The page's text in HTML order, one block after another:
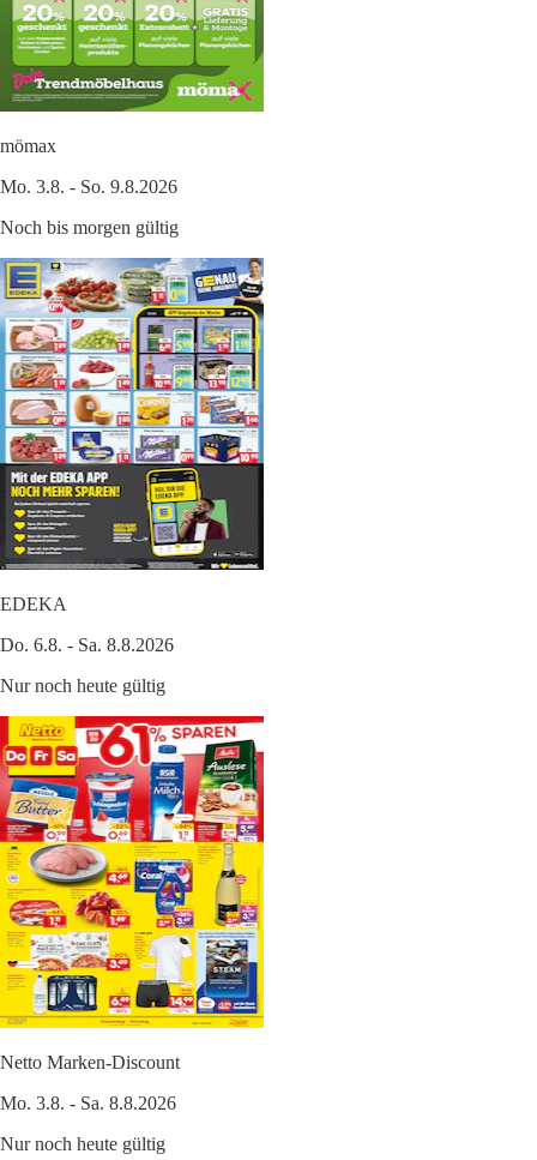
mömax
Mo. 3.8. - So. 9.8.2026
Noch bis morgen gültig
EDEKA
Do. 6.8. - Sa. 8.8.2026
Nur noch heute gültig
Netto Marken-Discount
Mo. 3.8. - Sa. 8.8.2026
Nur noch heute gültig